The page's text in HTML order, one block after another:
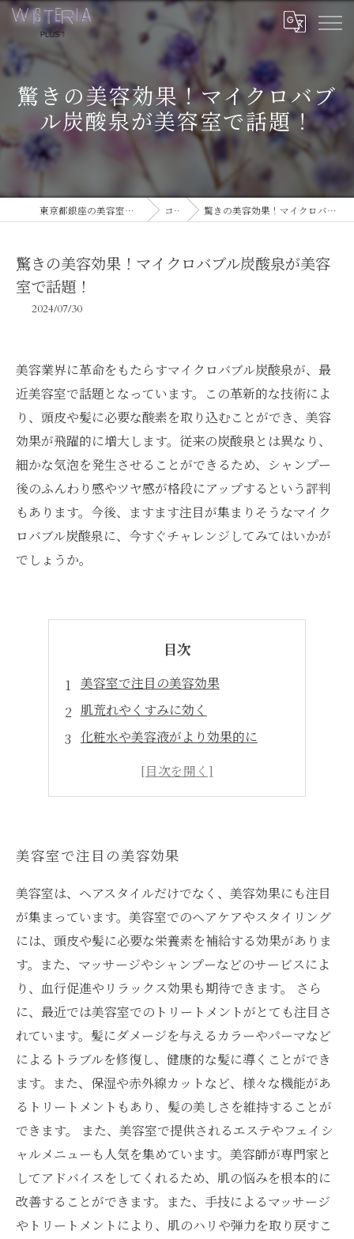
驚きの美容効果！マイクロバブ
ル炭酸泉が美容室で話題！
東京都銀座の美容室ならWISTERIA PLUS 1 コラム 驚きの美容効果！マイクロバブル炭酸泉が美容室で話題！
驚きの美容効果！マイクロバブル炭酸泉が美容
室で話題！
2024/07/30
美容業界に革命をもたらすマイクロバブル炭酸泉が、最
近美容室で話題となっています。この革新的な技術によ
り、頭皮や髪に必要な酸素を取り込むことができ、美容
効果が飛躍的に増大します。従来の炭酸泉とは異なり、
細かな気泡を発生させることができるため、シャンプー
後のふんわり感やツヤ感が格段にアップするという評判
もあります。今後、ますます注目が集まりそうなマイク
ロバブル炭酸泉に、今すぐチャレンジしてみてはいかが
でしょうか。
目次
美容室で注目の美容効果
肌荒れやくすみに効く
化粧水や美容液がより効果的に
美容室で手軽に体験できる
美容室で注目の美容効果
美容室は、ヘアスタイルだけでなく、美容効果にも注目
が集まっています。美容室でのヘアケアやスタイリング
には、頭皮や髪に必要な栄養素を補給する効果がありま
す。また、マッサージやシャンプーなどのサービスによ
り、血行促進やリラックス効果も期待できます。 さら
に、最近では美容室でのトリートメントがとても注目さ
れています。髪にダメージを与えるカラーやパーマなど
によるトラブルを修復し、健康的な髪に導くことができ
ます。また、保湿や赤外線カットなど、様々な機能があ
るトリートメントもあり、髪の美しさを維持することが
できます。 また、美容室で提供されるエステやフェイシ
ャルメニューも人気を集めています。美容師が専門家と
してアドバイスをしてくれるため、肌の悩みを根本的に
改善することができます。また、手技によるマッサージ
やトリートメントにより、肌のハリや弾力を取り戻すこ